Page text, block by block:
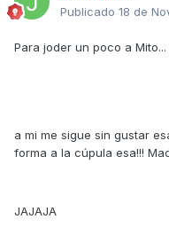
Publicado 18 de
Para joder un poco a Mito...
a mi me sigue sin gustar
forma a la cúpula esa!!!
JAJAJA